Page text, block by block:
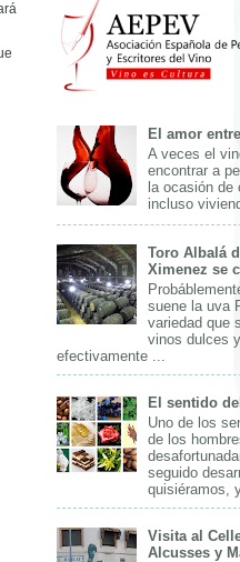
El amor
A veces el
encontrar a
la ocasión de
incluso
Toro Albalá
Ximenez se
suene la uva
variedad que
vinos dulces
efectivamente ...
El sentido
Uno de los
de los
seguido
quisiéramos,
Visita al
Alcusses y